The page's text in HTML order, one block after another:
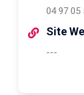
04 97 05
Site
---